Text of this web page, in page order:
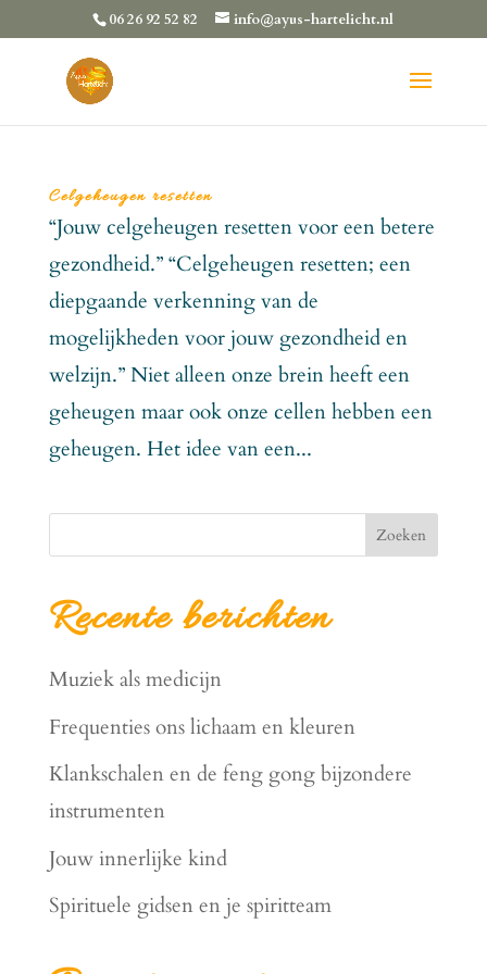
06 26 92 52 82 info@ayus-hartelicht.nl
Celgeheugen resetten
“Jouw celgeheugen resetten voor een betere
gezondheid.” “Celgeheugen resetten; een
diepgaande verkenning van de
mogelijkheden voor jouw gezondheid en
welzijn.” Niet alleen onze brein heeft een
geheugen maar ook onze cellen hebben een
geheugen. Het idee van een...
Zoeken
Recente berichten
Muziek als medicijn
Frequenties ons lichaam en kleuren
Klankschalen en de feng gong bijzondere
instrumenten
Jouw innerlijke kind
Spirituele gidsen en je spiritteam